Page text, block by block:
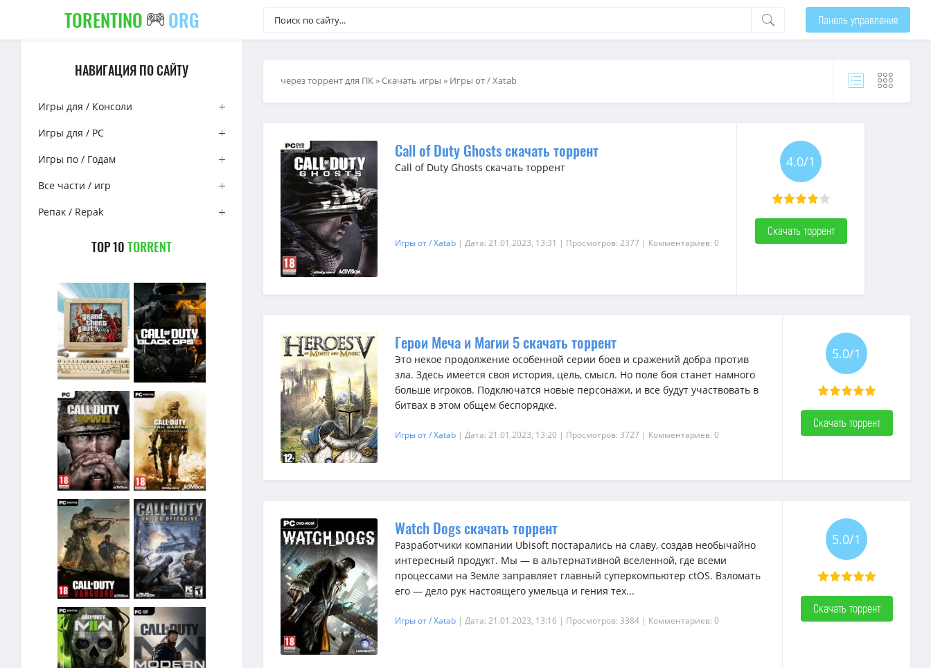
TORENTINO ORG Панель управления
НАВИГАЦИЯ ПО САЙТУ
Игры для / Консоли
Игры для / PC
Игры по / Годам
Все части / игр
Репак / Repak
TOP 10TORRENT
через торрент для ПК»Скачать игры » Игры от / Xatab
Call of Duty Ghosts скачать торрент
Call of Duty Ghosts скачать торрент
Игры от / Xatab | Дата: 21.01.2023, 13:31 | Просмотров: 2377 | Комментариев: 0
4.0/1
Скачать торрент
Герои Меча и Магии 5 скачать торрент
Это некое продолжение особенной серии боев и сражений добра против
зла. Здесь имеется своя история, цель, смысл. Но поле боя станет намного
больше игроков. Подключатся новые персонажи, и все будут участвовать в
битвах в этом общем беспорядке.
Игры от / Xatab | Дата: 21.01.2023, 13:20 | Просмотров: 3727 | Комментариев: 0
5.0/1
Скачать торрент
Watch Dogs скачать торрент
Разработчики компании Ubisoft постарались на славу, создав необычайно
интересный продукт. Мы — в альтернативной вселенной, где всеми
процессами на Земле заправляет главный суперкомпьютер ctOS. Взломать
его — дело рук настоящего умельца и гения тех...
Игры от / Xatab | Дата: 21.01.2023, 13:16 | Просмотров: 3384 | Комментариев: 0
5.0/1
Скачать торрент